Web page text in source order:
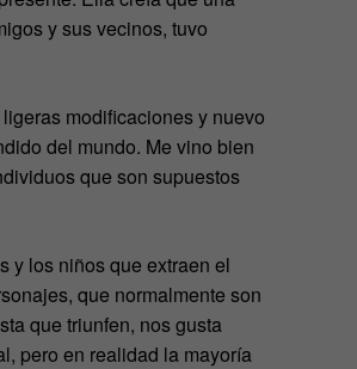
y sus vecinos, tuvo
modificaciones y nuevo
del mundo. Me vino bien
que son supuestos
y los niños que extraen el
que normalmente son
que triunfen, nos gusta
pero en realidad la mayoría